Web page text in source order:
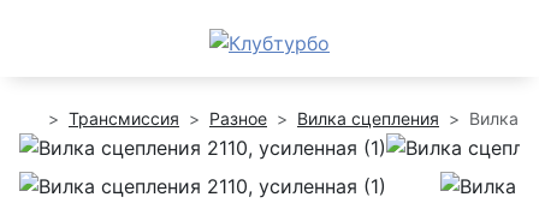
Трансмиссия Разное Вилка сцепления Вилка